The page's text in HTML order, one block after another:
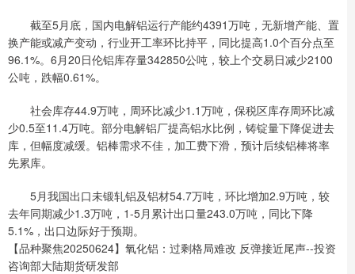
截至5月底，国内电解铝运行产能约4391万吨，无新增产能、置
换产能或减产变动，行业开工率环比持平，同比提高1.0个百分点至
96.1%。6月20日伦铝库存量342850公吨，较上个交易日减少2100
公吨，跌幅0.61%。
社会库存44.9万吨，周环比减少1.1万吨，保税区库存周环比减
少0.5至11.4万吨。部分电解铝厂提高铝水比例，铸锭量下降促进去
库，但幅度减缓。铝棒需求不佳，加工费下滑，预计后续铝棒将率
先累库。
5月我国出口未锻轧铝及铝材54.7万吨，环比增加2.9万吨，较
去年同期减少1.3万吨，1-5月累计出口量243.0万吨，同比下降
5.1%，出口边际好于预期。
【品种聚焦20250624】氧化铝：过剩格局难改 反弹接近尾声--投资
咨询部大陆期货研发部